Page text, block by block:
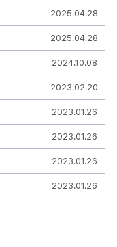
2025.04.28
2025.04.28
2024.10.08
2023.02.20
2023.01.26
2023.01.26
2023.01.26
2023.01.26